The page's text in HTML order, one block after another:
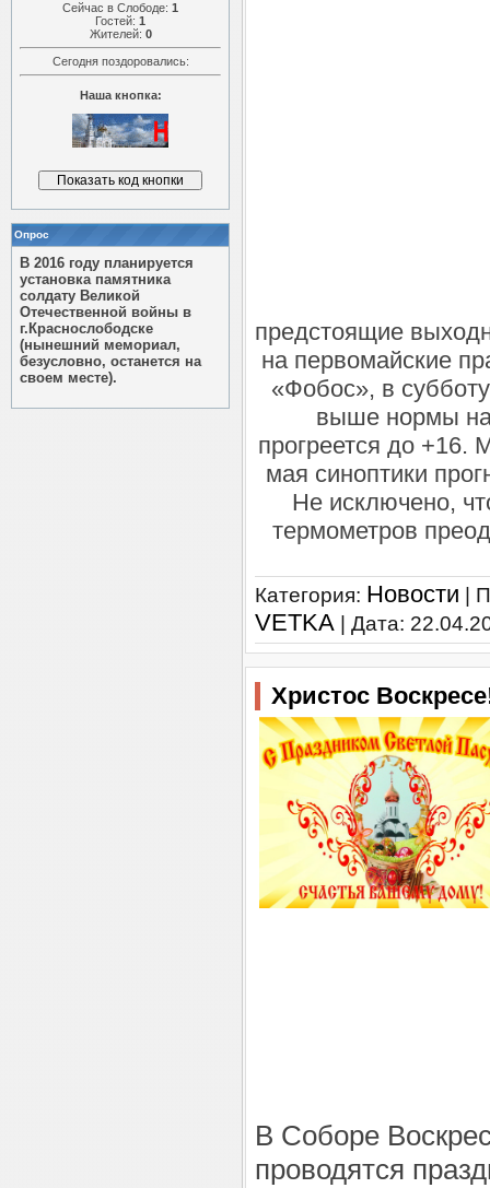
Сейчас в Слободе: 1
Гостей: 1
Жителей: 0
Сегодня поздоровались:
Наша кнопка:
Опрос
В 2016 году планируется
установка памятника
солдату Великой
Отечественной войны в
г.Краснослободске
(нынешний мемориал,
безусловно, останется на
своем месте).
предстоящие
на первомайские
«Фобос», в
выше нормы на
прогреется до +16.
мая синоптики
Не исключено,
термометров
Категория: Новости |
VETKA | Дата:
Христос
В Соборе
проводятся